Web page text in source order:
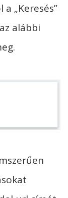
„Keresés”
alábbi